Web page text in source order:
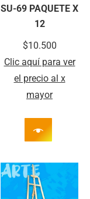
SU-69 PAQUETE X
12
$10.500
Clic aquí para ver
el precio al x
mayor